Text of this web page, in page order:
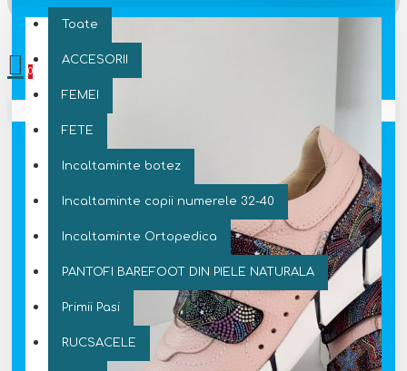
Toate
ACCESORII
FEMEI
FETE
Incaltaminte botez
Incaltaminte copii numerele 32-40
Incaltaminte Ortopedica
PANTOFI BAREFOOT DIN PIELE NATURALA
Primii Pasi
RUCSACELE
0
Coșul este gol!